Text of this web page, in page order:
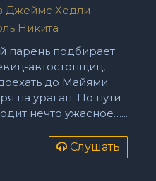
Джеймс Хедли
Никита
парень подбирает
автостопщиц,
до Майями
на ураган. По пути
нечто ужасное…...
Слушать